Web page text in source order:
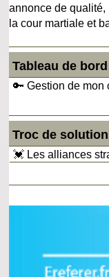
annonce de
la cour martiale et
Tableau de bord
🔑 Gestion de mon
Troc de
💓 Les alliances